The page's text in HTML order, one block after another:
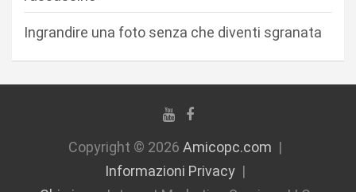
Ingrandire una foto senza che diventi sgranata
Copyright © 2026 Amicopc.com
Informazioni Privacy